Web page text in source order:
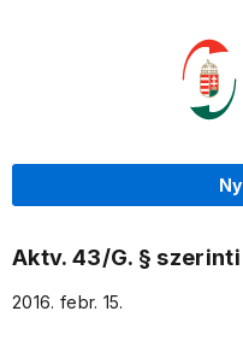
Aktv. 43/G. §
2016. febr. 15.